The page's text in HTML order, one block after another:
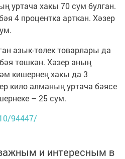
уртача хакы 70 сум булган.
4 процентка арткан. Хәзер
азык-төлек товарлары да
төшкән. Хәзер аның
кишернең хакы да 3
кило алманың уртача бәясе
– 25 сум.
94447/
и интересным в